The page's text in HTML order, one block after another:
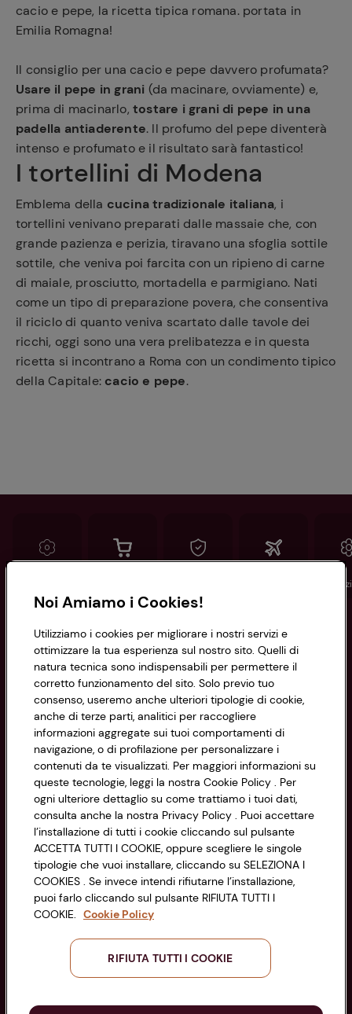
cacio e pepe, la ricetta tipica romana. portata in
Emilia Romagna!
Il consiglio per una cacio e pepe davvero profumata?
Usare il pepe in grani (da macinare, ovviamente) e,
prima di macinarlo, tostare i grani di pepe in una
padella antiaderente. Il profumo del pepe diventerà
intenso e profumato e il risultato sarà fantastico!
I tortellini di Modena
Emblema della cucina tradizionale italiana, i
tortellini venivano preparati dalle massaie che, con
grande pazienza e perizia, tiravano una sfoglia sottile
sottile, che veniva poi farcita con un ripieno di carne
di maiale, prosciutto, mortadella e parmigiano. Nati
come un tipo di preparazione povera, che consentiva
il riciclo di quanto veniva scartato dalle tavole dei
ricchi, oggi sono una vera prelibatezza e in questa
ricetta si incontrano a Roma con un condimento tipico
della Capitale: cacio e pepe.
Informazioni
Privacy Policy
Cookie Policy
Impostazioni Cookie
Accessibilità
CONAD SOCIETÀ COOPERATIVA
Via Michelino, 59 | 40127 BOLOGNA
Codice Fiscale e Registro Imprese
di Bologna 00865960157
PARTITA IVA 03320960374
Servizio clienti
Seguici sui Social:
Scarica l'app
Noi Amiamo i Cookies!
Utilizziamo i cookies per migliorare i nostri servizi e
ottimizzare la tua esperienza sul nostro sito. Quelli di
natura tecnica sono indispensabili per permettere il
corretto funzionamento del sito. Solo previo tuo
consenso, useremo anche ulteriori tipologie di cookie,
anche di terze parti, analitici per raccogliere
informazioni aggregate sui tuoi comportamenti di
navigazione, o di profilazione per personalizzare i
contenuti da te visualizzati. Per maggiori informazioni su
queste tecnologie, leggi la nostra Cookie Policy . Per
ogni ulteriore dettaglio su come trattiamo i tuoi dati,
consulta anche la nostra Privacy Policy . Puoi accettare
l’installazione di tutti i cookie cliccando sul pulsante
ACCETTA TUTTI I COOKIE, oppure scegliere le singole
tipologie che vuoi installare, cliccando su SELEZIONA I
COOKIES . Se invece intendi rifiutarne l’installazione,
puoi farlo cliccando sul pulsante RIFIUTA TUTTI I
COOKIE. Cookie Policy
RIFIUTA TUTTI I COOKIE